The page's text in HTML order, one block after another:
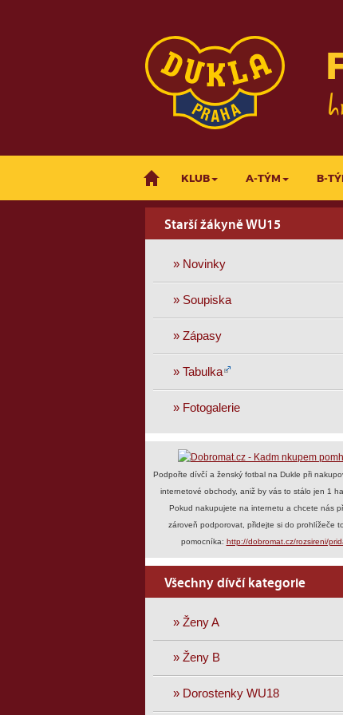
KLUB A-TÝM B-
Starší žákyně WU15
» Novinky
» Soupiska
» Zápasy
» Tabulka
» Fotogalerie
Podpořte dívčí a ženský fotbal na Dukle při
internetové obchody, aniž by vás to stálo jen 1
Pokud nakupujete na internetu a chcete nás
zároveň podporovat, přidejte si do prohlížeče
pomocníka: http://dobromat.cz/rozsireni/
Všechny dívčí kategorie
» Ženy A
» Ženy B
» Dorostenky WU18